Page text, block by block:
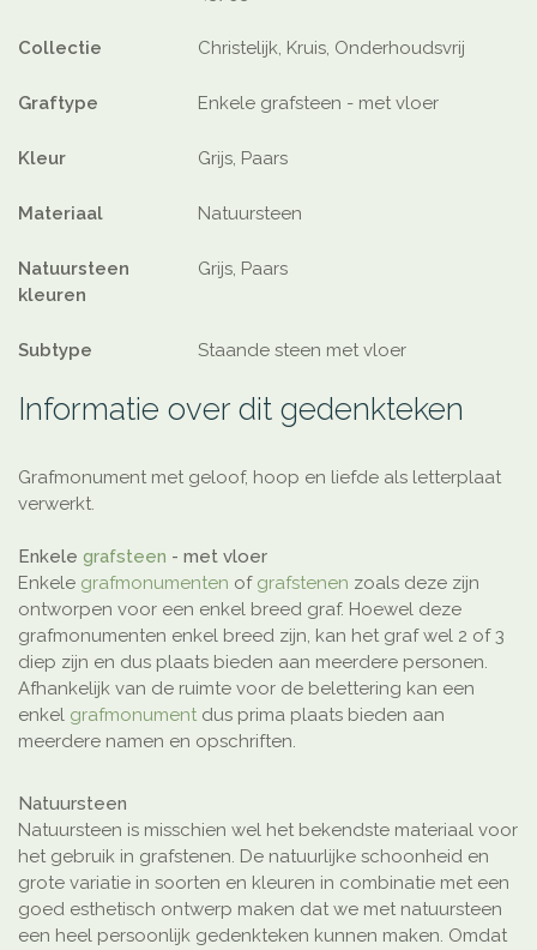
Collectie Christelijk, Kruis, Onderhoudsvrij
Graftype Enkele grafsteen - met vloer
Kleur Grijs, Paars
Materiaal Natuursteen
Natuursteen
kleuren
Grijs, Paars
Subtype Staande steen met vloer
Informatie over dit gedenkteken
Grafmonument met geloof, hoop en liefde als letterplaat
verwerkt.
Enkele grafsteen - met vloer
Enkele grafmonumenten of grafstenen zoals deze zijn
ontworpen voor een enkel breed graf. Hoewel deze
grafmonumenten enkel breed zijn, kan het graf wel 2 of 3
diep zijn en dus plaats bieden aan meerdere personen.
Afhankelijk van de ruimte voor de belettering kan een
enkel grafmonument dus prima plaats bieden aan
meerdere namen en opschriften.
Natuursteen
Natuursteen is misschien wel het bekendste materiaal voor
het gebruik in grafstenen. De natuurlijke schoonheid en
grote variatie in soorten en kleuren in combinatie met een
goed esthetisch ontwerp maken dat we met natuursteen
een heel persoonlijk gedenkteken kunnen maken. Omdat